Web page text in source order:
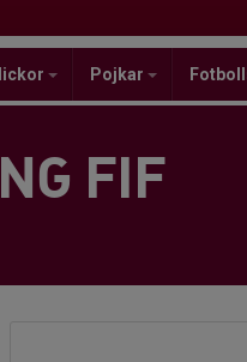
Pojkar
FIF